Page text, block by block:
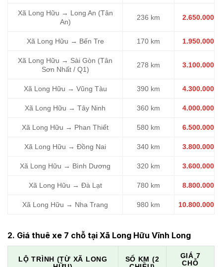
Xã Long Hữu → Long An (Tân
An)
236 km 2.650.000
Xã Long Hữu → Bến Tre 170 km 1.950.000
Xã Long Hữu → Sài Gòn (Tân
Sơn Nhất / Q1)
278 km 3.100.000
Xã Long Hữu → Vũng Tàu 390 km 4.300.000
Xã Long Hữu → Tây Ninh 360 km 4.000.000
Xã Long Hữu → Phan Thiết 580 km 6.500.000
Xã Long Hữu → Đồng Nai 340 km 3.800.000
Xã Long Hữu → Bình Dương 320 km 3.600.000
Xã Long Hữu → Đà Lạt 780 km 8.800.000
Xã Long Hữu → Nha Trang 980 km 10.800.000
2. Giá thuê xe 7 chỗ tại Xã Long Hữu Vĩnh Long
LỘ TRÌNH (TỪ XÃ LONG
SỐ KM (2
GIÁ 7
CHỖ